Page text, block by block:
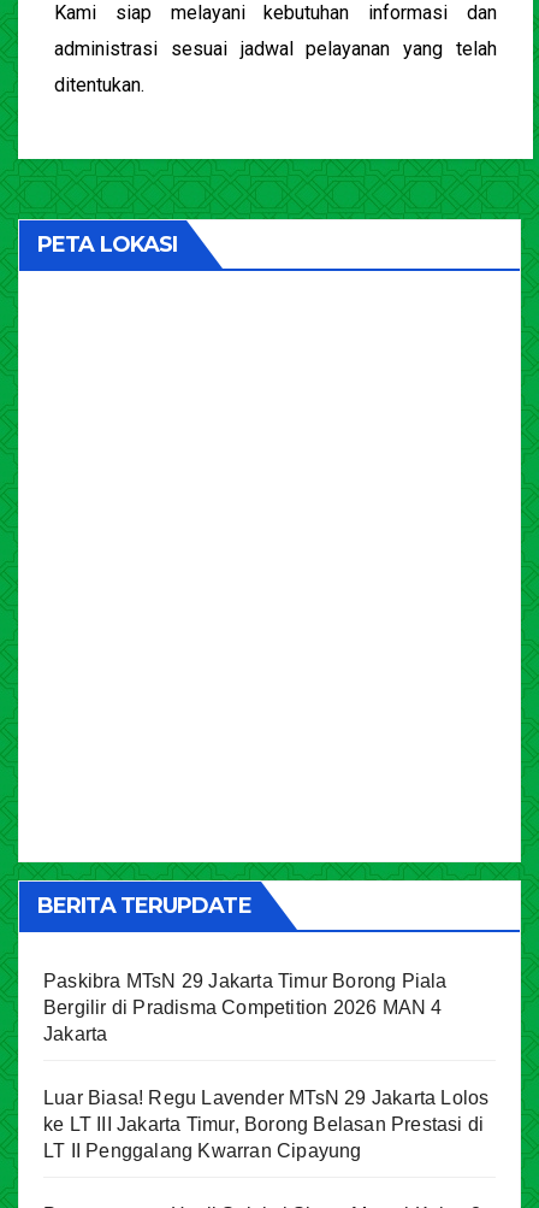
Kami siap melayani kebutuhan informasi dan
administrasi sesuai jadwal pelayanan yang telah
ditentukan.
PETA LOKASI
BERITA TERUPDATE
Paskibra MTsN 29 Jakarta Timur Borong Piala
Bergilir di Pradisma Competition 2026 MAN 4
Jakarta
Luar Biasa! Regu Lavender MTsN 29 Jakarta Lolos
ke LT III Jakarta Timur, Borong Belasan Prestasi di
LT II Penggalang Kwarran Cipayung